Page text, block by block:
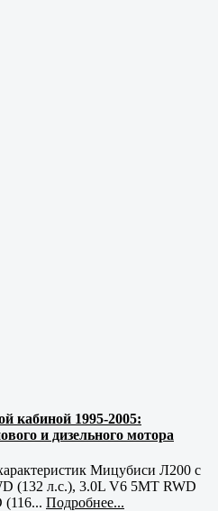
кабиной 1995-2005:
и дизельного мотора
Мицубиси Л200 с
(132 л.с.), 3.0L V6 5MT RWD
(116... Подробнее...